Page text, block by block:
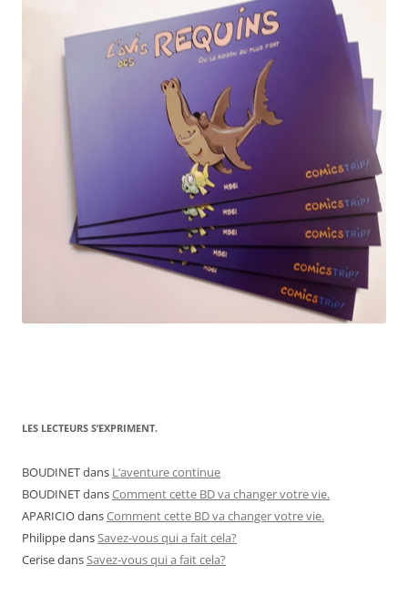
LES LECTEURS S’EXPRIMENT.
BOUDINETdans L’aventure continue
BOUDINETdansComment cette BD va changer votre vie.
APARICIOdansComment cette BD va changer votre vie.
PhilippedansSavez-vous qui a fait cela?
CerisedansSavez-vous qui a fait cela?